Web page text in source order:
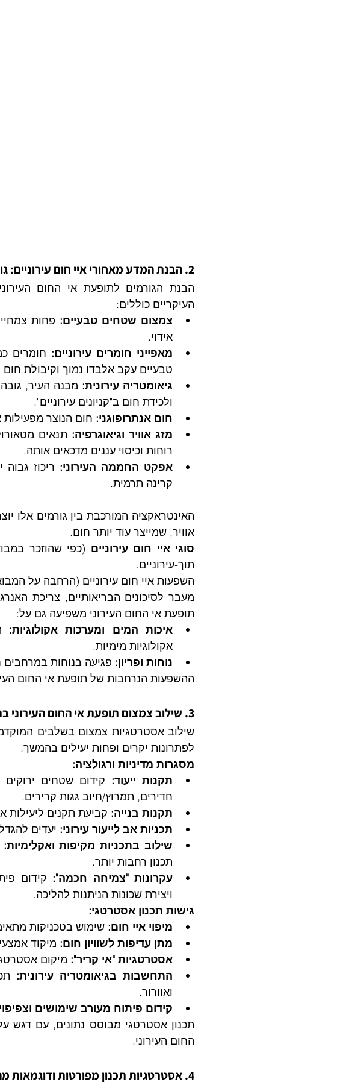
2. הבנת המדע מאחורי איי חום עירוניים: גורמים, סוגים והשפעות
העיקריים כוללים:
צמצום שטחים טבעיים:
אידוי.
מאפייני חומרים עירוניים:
טבעיים עקב אלבדו נמוך וקיבולת חום
גיאומטריה עירונית:
ולכידת חום ב"קניונים עירוניים".
חום אנתרופוגני: חום הנוצר מפעילות
מזג אוויר וגיאוגרפיה:
רוחות וכיסוי עננים מדכאים אותה.
אפקט החממה העירוני:
קרינה תרמית.
אוויר, שמייצר עוד יותר חום.
סוגי איי חום עירוניים
תוך-עירוניים.
השפעות איי חום עירוניים (הרחבה על
תופעת אי החום העירוני משפיעה גם על:
איכות המים ומערכות אקולוגיות:
אקולוגיות מימיות.
נוחות ופריון: פגיעה בנוחות במרחבים
ההשפעות הנרחבות של תופעת אי החום
3. שילוב צמצום תופעת אי החום העירוני בתכנון עירוני מוקדם: אסטרטגיות ומדיניות
לפתרונות יקרים ופחות יעילים בהמשך.
מסגרות מדיניות ורגולציה:
תקנות ייעוד:
חדירים, תמרוץ/חיוב גגות קרירים.
תקנות בנייה: קביעת תקנים ליעילות
תכניות אב לייעור עירוני: יעדים
שילוב בתכניות מקיפות ואקלימיות:
תכנון רחבות יותר.
עקרונות "צמיחה חכמה":
ויצירת שכונות הניתנות להליכה.
גישות תכנון אסטרטגי:
מיפוי איי חום: שימוש בטכניקות
מתן עדיפות לשוויון חום: מיקוד
אסטרטגיות "אי קריר": מיקום
התחשבות בגיאומטריה עירונית:
ואוורור.
קידום פיתוח מעורב שימושים
החום העירוני.
4. אסטרטגיות תכנון מפורטות ודוגמאות מהעולם